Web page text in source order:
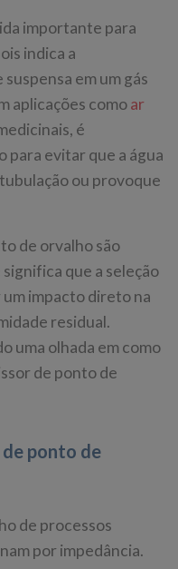
importante para
indica a
em um gás
aplicações comoar
é
para evitar que a água
ou provoque
de orvalho são
que a seleção
impacto direto na
residual.
uma olhada em como
de ponto de
ponto de
de processos
por impedância.